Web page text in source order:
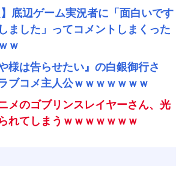
】底辺ゲーム実況者に「面白いです
ました」ってコメントしまくった
ｗ
様は告らせたい』の白銀御行さ
ブコメ主人公ｗｗｗｗｗｗｗ
メのゴブリンスレイヤーさん、光
れてしまうｗｗｗｗｗｗｗ